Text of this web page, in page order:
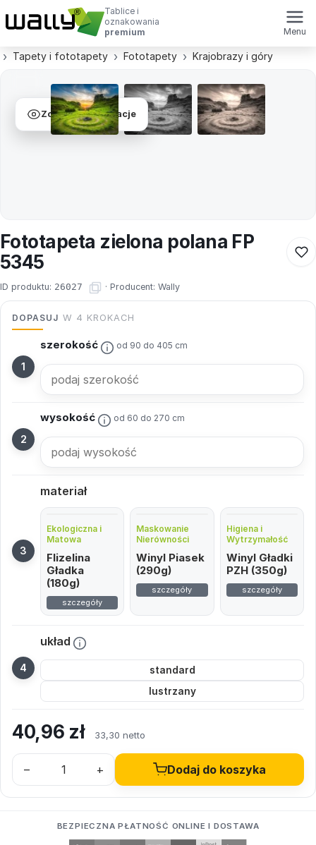
Tablice i
oznakowania
premium
Menu
Tapety i fototapety Fototapety Krajobrazy i góry
Zobacz wizualizacje
Fototapeta zielona polana FP
5345
ID produktu: 26027 · Producent: Wally
DOPASUJ W 4 KROKACH
szerokość od 90 do 405 cm
wysokość od 60 do 270 cm
materiał
Ekologiczna i
Matowa
Flizelina
Gładka
(180g)
szczegóły
Maskowanie
Nierówności
Winyl Piasek
(290g)
szczegóły
Higiena i
Wytrzymałość
Winyl Gładki
PZH (350g)
szczegóły
układ
standard
lustrzany
40,96 zł 33,30 netto
– + Dodaj do koszyka
BEZPIECZNA PŁATNOŚĆ ONLINE I DOSTAWA